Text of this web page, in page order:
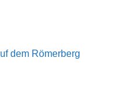
dem Römerberg